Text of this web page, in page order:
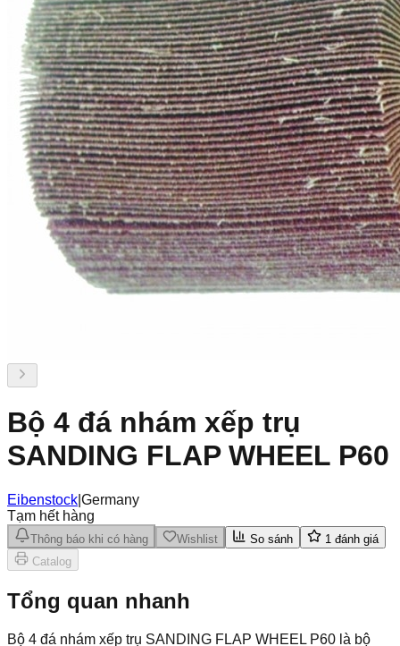
Bộ 4 đá nhám xếp trụ
SANDING FLAP WHEEL P60
Eibenstock Germany
Tạm hết hàng
Thông báo khi có hàng Wishlist So sánh 1 đánh giá
Catalog
Tổng quan nhanh
Bộ 4 đá nhám xếp trụ SANDING FLAP WHEEL P60 là bộ